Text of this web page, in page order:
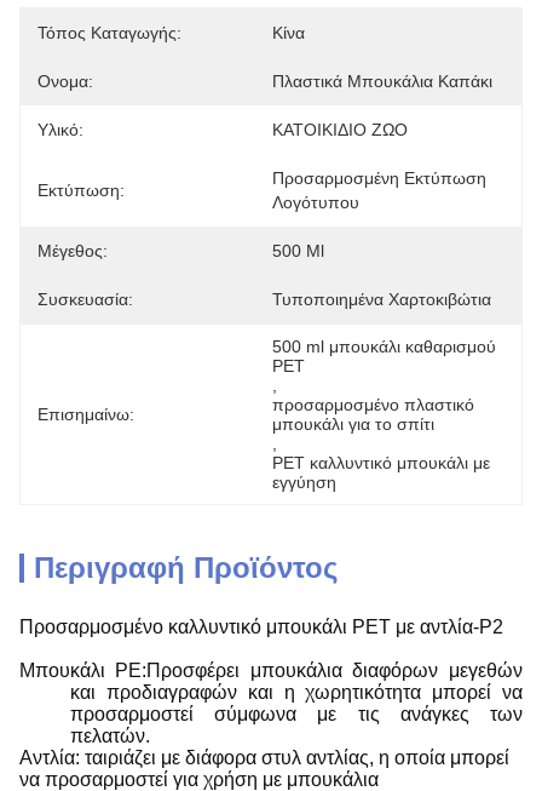
Τόπος Καταγωγής: Κίνα
Ονομα: Πλαστικά Μπουκάλια Καπάκι
Υλικό: ΚΑΤΟΙΚΙΔΙΟ ΖΩΟ
Εκτύπωση:
Προσαρμοσμένη Εκτύπωση
Λογότυπου
Μέγεθος: 500 Ml
Συσκευασία: Τυποποιημένα Χαρτοκιβώτια
Επισημαίνω:
500 ml μπουκάλι καθαρισμού
PET
προσαρμοσμένο πλαστικό
μπουκάλι για το σπίτι
PET καλλυντικό μπουκάλι με
εγγύηση
Περιγραφή Προϊόντος
Προσαρμοσμένο καλλυντικό μπουκάλι PET με αντλία-P2
Μπουκάλι PE:Προσφέρει μπουκάλια διαφόρων μεγεθών
και προδιαγραφών και η χωρητικότητα μπορεί να
προσαρμοστεί σύμφωνα με τις ανάγκες των
πελατών.
Αντλία: ταιριάζει με διάφορα στυλ αντλίας, η οποία μπορεί
να προσαρμοστεί για χρήση με μπουκάλια